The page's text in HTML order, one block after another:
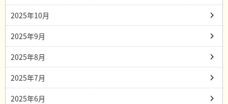
2025年10月
2025年9月
2025年8月
2025年7月
2025年6月